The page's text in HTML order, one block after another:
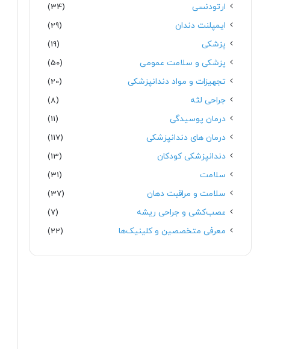
ارتودنسی
(34)
ایمپلنت دندان
(29)
پزشکی
(19)
پزشکی و سلامت عمومی
(50)
تجهیزات و مواد دندانپزشکی
(20)
جراحی لثه
(8)
درمان پوسیدگی
(11)
درمان های دندانپزشکی
(117)
دندانپزشکی کودکان
(13)
سلامت
(31)
سلامت و مراقبت دهان
(37)
عصب‌کشی و جراحی ریشه
(7)
معرفی متخصصین و کلینیک‌ها
(22)